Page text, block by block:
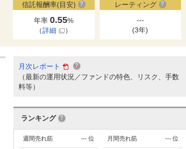
信託報酬率(目安)
年率0.55%
（詳細 ）
レーティング
---
(3年)
月次レポート
（最新の運用状況／ファンドの特色、リスク、手数
料等）
ランキング
--- 位
週間売れ筋 --- 位
月間売れ筋